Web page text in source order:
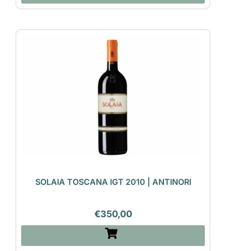
SOLAIA TOSCANA IGT 2010 | ANTINORI
€350,00